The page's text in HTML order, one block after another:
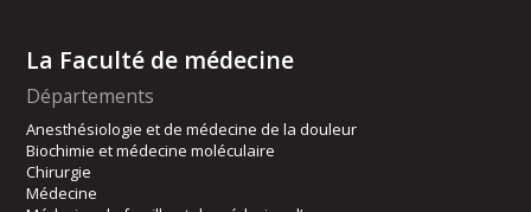
La Faculté de médecine
Départements
Anesthésiologie et de médecine de la douleur
Biochimie et médecine moléculaire
Chirurgie
Médecine